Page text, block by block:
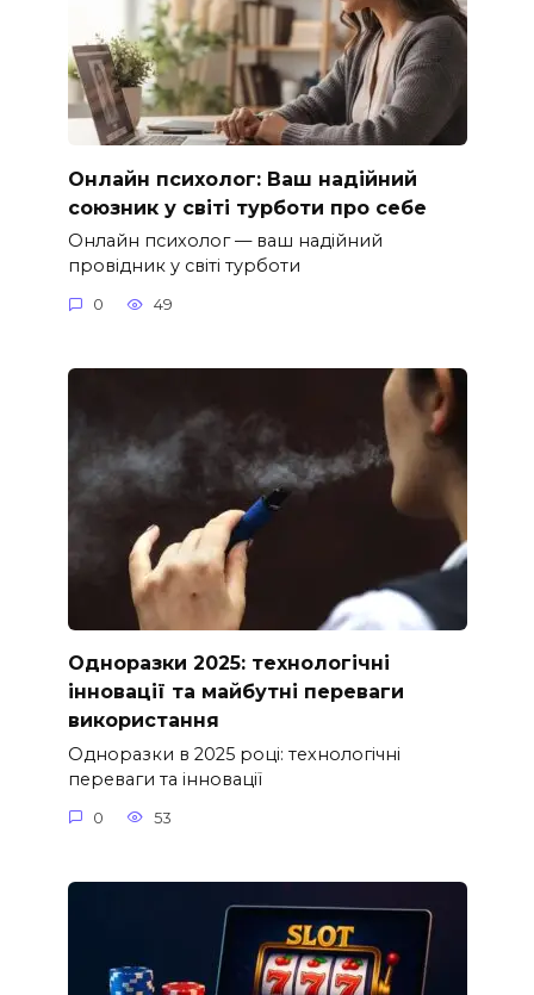
Онлайн психолог: Ваш надійний
союзник у світі турботи про себе
Онлайн психолог — ваш надійний
провідник у світі турботи
0 49
Одноразки 2025: технологічні
інновації та майбутні переваги
використання
Одноразки в 2025 році: технологічні
переваги та інновації
0 53